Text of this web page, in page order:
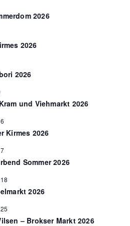
2026
2026
2026
und Viehmarkt 2026
Kirmes 2026
Sommer 2026
2026
– Brokser Markt 2026